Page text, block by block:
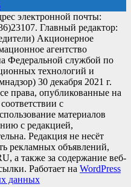
электронной почты:
Главный редактор:
Акционерное
агентство
Федеральной службой по
технологий и
30 декабря 2021 г.
права, опубликованные на
с
материалов
с редакцией,
Редакция не несёт
рекламных объявлений,
а также за содержание веб-
Работает на WordPress
данных